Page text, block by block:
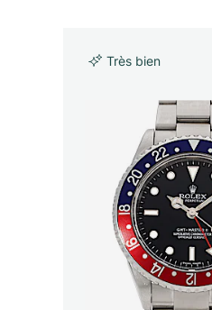
Très bien